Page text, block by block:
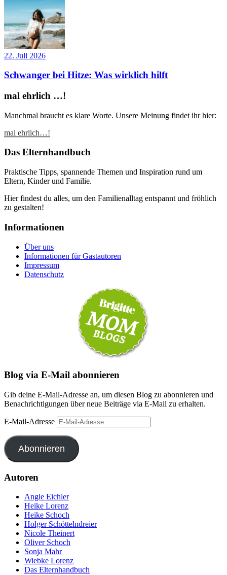
22. Juli 2026
Schwanger bei Hitze: Was wirklich hilft
mal ehrlich …!
Manchmal braucht es klare Worte. Unsere Meinung findet ihr hier:
mal ehrlich…!
Das Elternhandbuch
Praktische Tipps, spannende Themen und Inspiration rund um
Eltern, Kinder und Familie.
Hier findest du alles, um den Familienalltag entspannt und fröhlich
zu gestalten!
Informationen
Über uns
Informationen für Gastautoren
Impressum
Datenschutz
Blog via E-Mail abonnieren
Gib deine E-Mail-Adresse an, um diesen Blog zu abonnieren und
Benachrichtigungen über neue Beiträge via E-Mail zu erhalten.
E-Mail-Adresse
Abonnieren
Autoren
Angie Eichler
Heike Lorenz
Heike Schoch
Holger Schöttelndreier
Nicole Theinert
Oliver Schoch
Sonja Mahr
Wiebke Lorenz
Das Elternhandbuch